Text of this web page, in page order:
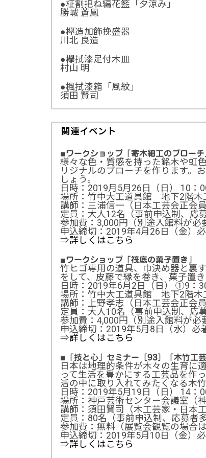
●柾割把ね編花籃「夕涼み」
勝城 蒼鳳
●欅造加飾挽盛器
川北 良造
●欅拭漆足付木皿
村山 明
●楓拭漆箱「風紋」
須田 賢司
関連イベント
■ワークショップ「寄木細工のブローチ
様々な色・質感を持った銘木や虹
リジナルのブローチを作ります。
しょう。
日時：2019月5月26日（日） 10：
場所：竹中大工道具館 地下2階木
講師：三浦信一（日本工芸会正会員
定員：大人12名（事前申込制、応
参加費：3,000円（別途入館料が必
申込締切：2019年4月26日（金）
⇒詳しくはこちら
■ワークショップ「筏底の菓子置き」
竹ヒゴ専用の道具、巾決め器と裏
をして、皮藤で縁を巻き、菓子置
日時：2019年6月2日（日） ①9：
場所：竹中大工道具館 地下2階木
講師：上野孝志（日本工芸会正会員
定員：大人10名（事前申込制、応
参加費：4,000円（別途入館料が必
申込締切：2019年5月8日（水）必
⇒詳しくはこちら
■
「技と心」セミナー［93］「木竹工
日本は地理的条件が木々の生育に
って生活を豊かにする工芸品を作
活の中に取り入れてみたくなる木
日時：2019年5月19日（日） 14：
場所：神戸芸術センター会議室（
講師：須田賢司（木工芸家・日本
定員：80名（事前申込制、応募者
参加費：無料（展覧会観覧の場合
申込締切：2019年5月10日（金）
⇒詳しくはこちら